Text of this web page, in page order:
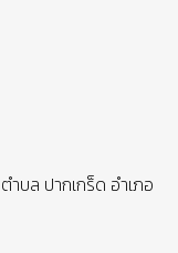
บล ปากเกร็ด อำเภอ